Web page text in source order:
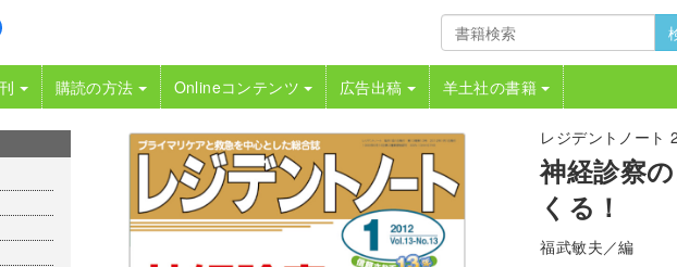
購読の方法 Onlineコンテンツ 広告出稿 羊土社の書籍
レジデントノート
神経診察
くる！
福武敏夫／編